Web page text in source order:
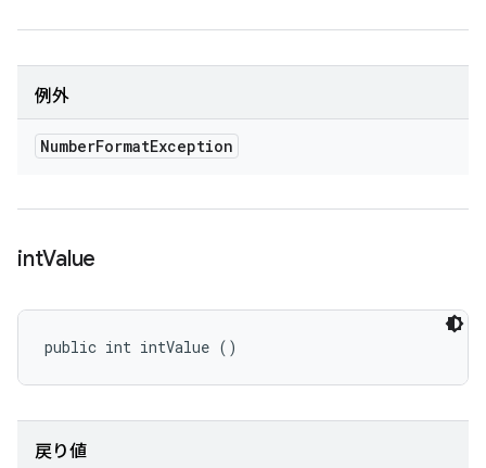
例外
NumberFormatException
intValue
public int intValue ()
戻り値